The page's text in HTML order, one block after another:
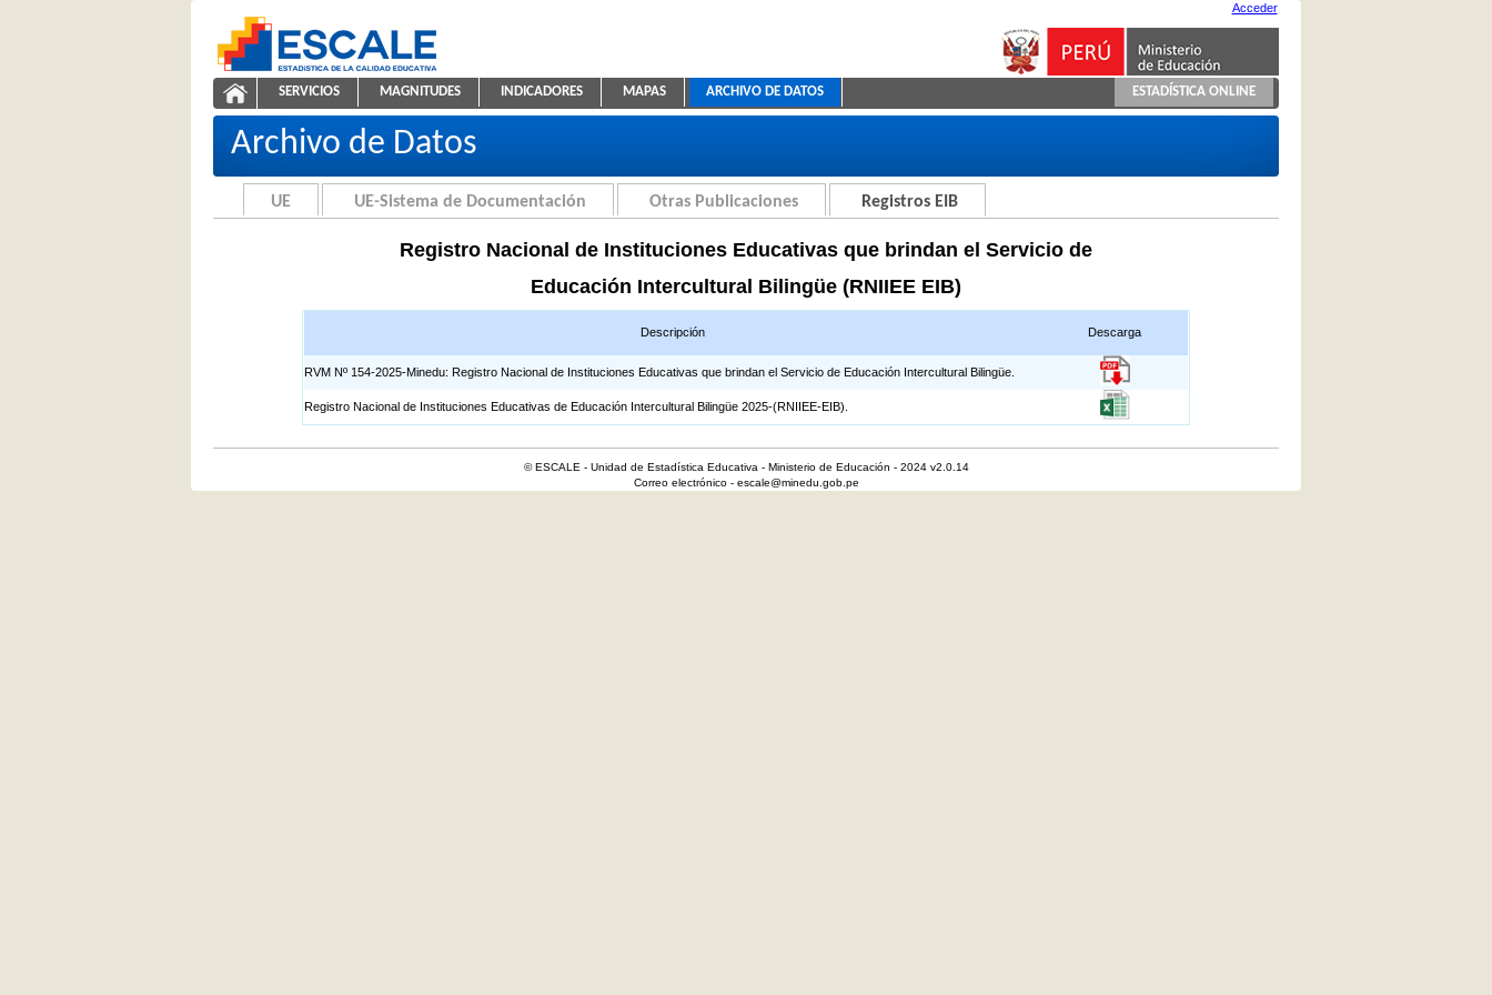
ESCALE - Unidad de Estadística Educativa
Registros EIB
Acceder
NAVEGACIÓN
SERVICIOS MAGNITUDES INDICADORES MAPAS ARCHIVO DE DATOS ESTADÍSTICA ONLINE
Archivo de Datos
UE UE-Sistema de Documentación Otras Publicaciones Registros EIB
Registro Nacional de Instituciones Educativas que brindan el Servicio de
Educación Intercultural Bilingüe (RNIIEE EIB)
Descripción Descarga
RVM Nº 154-2025-Minedu: Registro Nacional de Instituciones Educativas que brindan el Servicio de Educación Intercultural Bilingüe.
Registro Nacional de Instituciones Educativas de Educación Intercultural Bilingüe 2025-(RNIIEE-EIB).
© ESCALE - Unidad de Estadística Educativa - Ministerio de Educación - 2024 v2.0.14
Correo electrónico - escale@minedu.gob.pe